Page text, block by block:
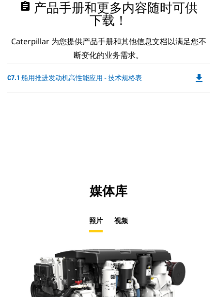
assignment 产品手册和更多内容随时可供
下载！
Caterpillar 为您提供产品手册和其他信息文档以满足您不
断变化的业务需求。
C7.1 船用推进发动机高性能应用 - 技术规格表 file_download
媒体库
照片 视频